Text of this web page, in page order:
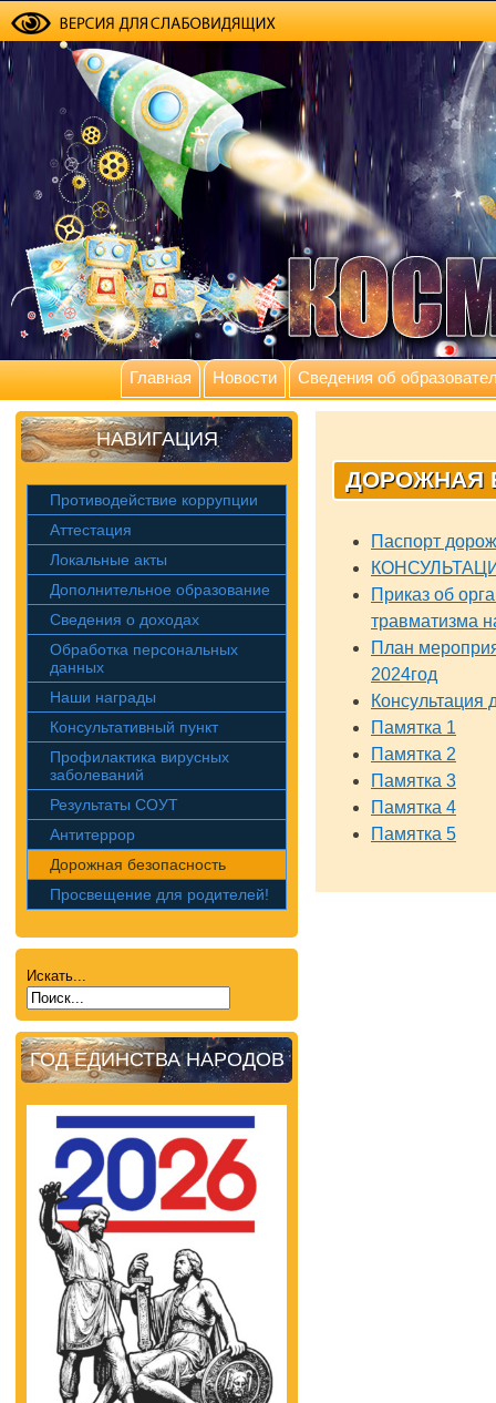
Главная Новости Сведения об
НАВИГАЦИЯ
Противодействие коррупции
Аттестация
Локальные акты
Дополнительное образование
Сведения о доходах
Обработка персональных
данных
Наши награды
Консультативный пункт
Профилактика вирусных
заболеваний
Результаты СОУТ
Антитеррор
Дорожная безопасность
Просвещение для родителей!
Искать...
ГОД ЕДИНСТВА НАРОДОВ
ДОРОЖНАЯ
Паспорт
Приказ об
травматизма
План
2024год
Консультация
Памятка 1
Памятка 2
Памятка 3
Памятка 4
Памятка 5